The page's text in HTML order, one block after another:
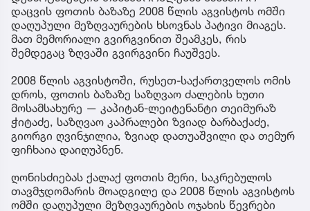
დაცვის ფოთის ბაზაზე 2008 წლის აგვისტოს ომში
დაღუპული მეზღვაურების ხსოვნას პატივი მიაგეს.
მათ მემორიალი გვირგვინით შეამკეს, რის
შემდეგაც ზღვაში გვირგვინი ჩაუშვეს.
2008 წლის აგვისტოში, რუსეთ-საქართველოს ომის
დროს, ფოთის ბაზაზე საზღვაო ძალების ხუთი
მოსამსახურე — კაპიტან-ლეიტენანტი თეიმურაზ
ჭიტაძე, საზღვაო კაპრალები ზვიად ბარბაქაძე,
გიორგი ღვინჯილია, ზვიად დათუაშვილი და თემურ
ფიჩხაია დაიღუპნენ.
ღონისძიებას ქალაქ ფოთის მერი, საკრებულოს
თავმჯდომარის მოადგილე და 2008 წლის აგვისტოს
ომში დაღუპული მეზღვაურების ოჯახის წევრები